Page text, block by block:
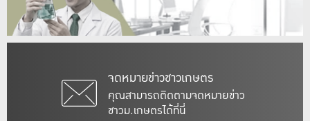
จดหมายข่าวชาวเกษตร
คุณสามารถติดตามจดหมายข่าว
ชาวม.เกษตรได้ที่นี่